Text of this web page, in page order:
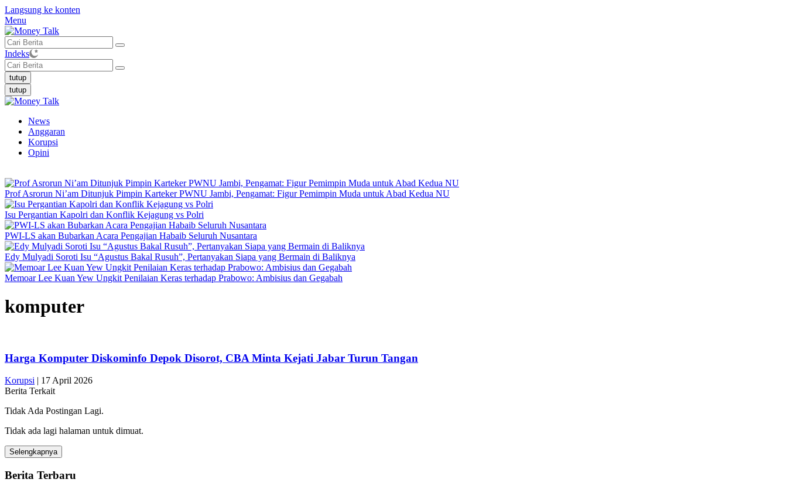
Langsung ke konten
Menu
Indeks
tutup
tutup
News
Anggaran
Korupsi
Opini
Prof Asrorun Ni’am Ditunjuk Pimpin Karteker PWNU Jambi, Pengamat: Figur Pemimpin Muda untuk Abad Kedua NU
Isu Pergantian Kapolri dan Konflik Kejagung vs Polri
PWI-LS akan Bubarkan Acara Pengajian Habaib Seluruh Nusantara
Edy Mulyadi Soroti Isu “Agustus Bakal Rusuh”, Pertanyakan Siapa yang Bermain di Baliknya
Memoar Lee Kuan Yew Ungkit Penilaian Keras terhadap Prabowo: Ambisius dan Gegabah
komputer
Harga Komputer Diskominfo Depok Disorot, CBA Minta Kejati Jabar Turun Tangan
Korupsi | 17 April 2026
Berita Terkait
Tidak Ada Postingan Lagi.
Tidak ada lagi halaman untuk dimuat.
Selengkapnya
Berita Terbaru